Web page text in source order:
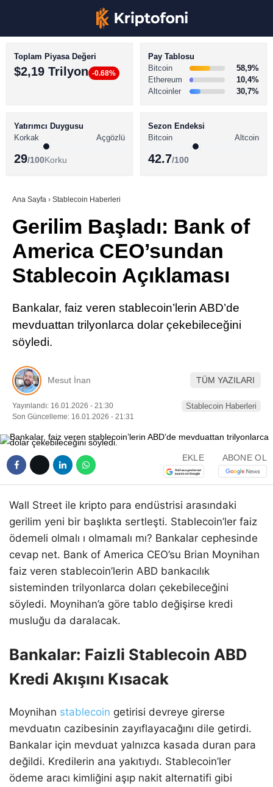
Youtube
TikTok
LinkedIn
BİTCOİN HABERLERİ
ALTCOİN HABERLERİ
SÖZLÜK
Toplam Piyasa Değeri
$2,19 Trilyon -0.68%
Pay Tablosu
Bitcoin
58,9%
Ethereum
10,4%
Altcoinler
30,7%
Yatırımcı Duygusu
Korkak
Açgözlü
29/100Korku
Sezon Endeksi
Bitcoin
Altcoin
42.7/100
Ana Sayfa › Stablecoin Haberleri
Gerilim Başladı: Bank of
America CEO’sundan
Stablecoin Açıklaması
Bankalar, faiz veren stablecoin’lerin ABD’de
mevduattan trilyonlarca dolar çekebileceğini
söyledi.
Mesut İnan TÜM YAZILARI
Yayınlandı: 16.01.2026 - 21:30
Son Güncelleme: 16.01.2026 - 21:31
Stablecoin Haberleri
EKLE ABONE OL
Wall Street ile kripto para endüstrisi arasındaki
gerilim yeni bir başlıkta sertleşti. Stablecoin’ler faiz
ödemeli olmalı ı olmamalı mı? Bankalar cephesinde
cevap net. Bank of America CEO’su Brian Moynihan
faiz veren stablecoin’lerin ABD bankacılık
sisteminden trilyonlarca doları çekebileceğini
söyledi. Moynihan’a göre tablo değişirse kredi
musluğu da daralacak.
Bankalar: Faizli Stablecoin ABD
Kredi Akışını Kısacak
Moynihan stablecoin getirisi devreye girerse
mevduatın cazibesinin zayıflayacağını dile getirdi.
Bankalar için mevduat yalnızca kasada duran para
değildi. Kredilerin ana yakıtıydı. Stablecoin’ler
ödeme aracı kimliğini aşıp nakit alternatifi gibi